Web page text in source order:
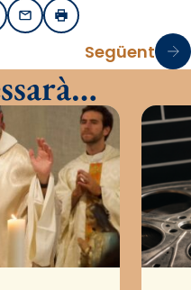
EmailImprimir
Següent